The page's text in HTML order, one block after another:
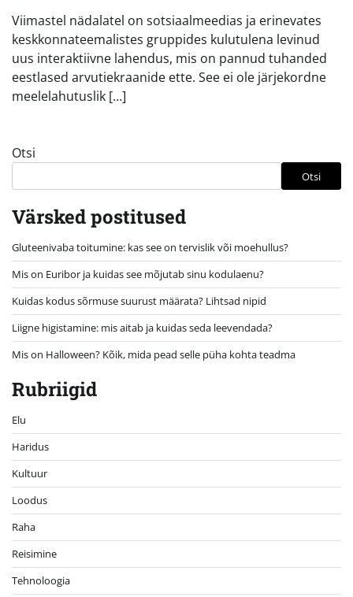
Viimastel nädalatel on sotsiaalmeedias ja erinevates
keskkonnateemalistes gruppides kulutulena levinud
uus interaktiivne lahendus, mis on pannud tuhanded
eestlased arvutiekraanide ette. See ei ole järjekordne
meelelahutuslik […]
Otsi
Otsi
Värsked postitused
Gluteenivaba toitumine: kas see on tervislik või moehullus?
Mis on Euribor ja kuidas see mõjutab sinu kodulaenu?
Kuidas kodus sõrmuse suurust määrata? Lihtsad nipid
Liigne higistamine: mis aitab ja kuidas seda leevendada?
Mis on Halloween? Kõik, mida pead selle püha kohta teadma
Rubriigid
Elu
Haridus
Kultuur
Loodus
Raha
Reisimine
Tehnoloogia